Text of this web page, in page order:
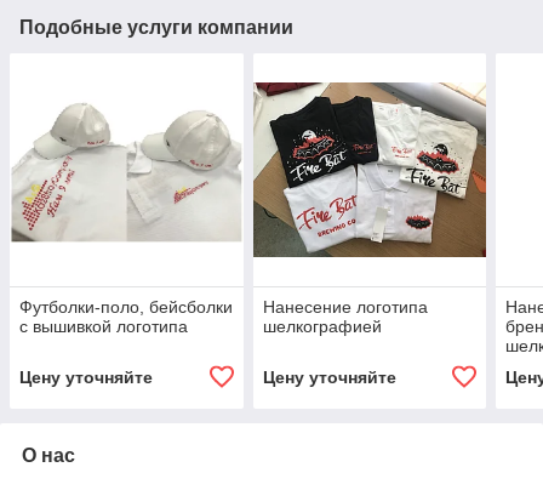
Подобные услуги компании
Футболки-поло, бейсболки
с вышивкой логотипа
Цену уточняйте
Нанесение логотипа
шелкографией
Цену уточняйте
О нас